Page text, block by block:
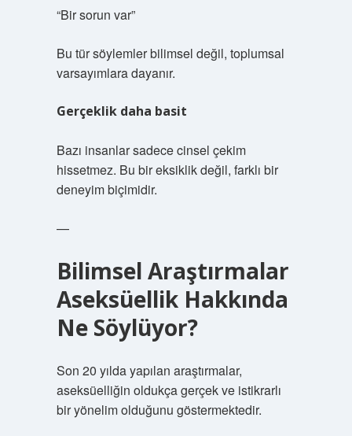
“Bir sorun var”
Bu tür söylemler bilimsel değil, toplumsal
varsayımlara dayanır.
Gerçeklik daha basit
Bazı insanlar sadece cinsel çekim
hissetmez. Bu bir eksiklik değil, farklı bir
deneyim biçimidir.
—
Bilimsel Araştırmalar
Aseksüellik Hakkında
Ne Söylüyor?
Son 20 yılda yapılan araştırmalar,
aseksüelliğin oldukça gerçek ve istikrarlı
bir yönelim olduğunu göstermektedir.